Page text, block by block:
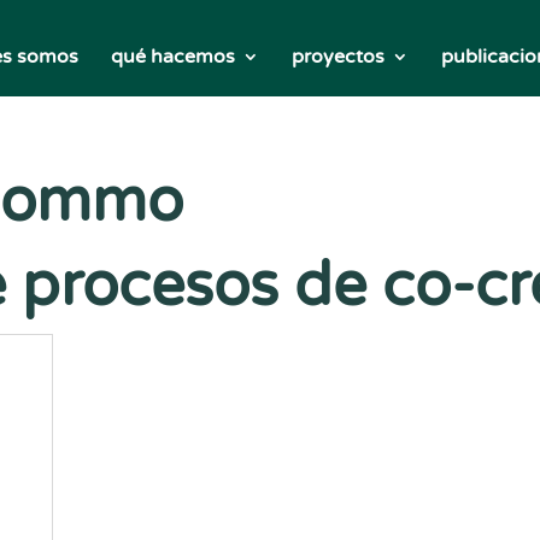
somos qué hacemos proyectos
de co-